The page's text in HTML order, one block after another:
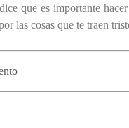
que es importante
las cosas que te traen